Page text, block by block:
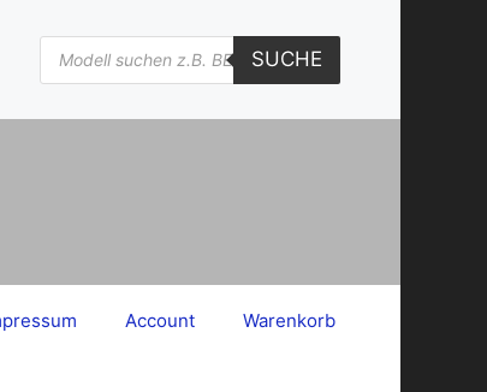
Products
search
SUCHE
Account Warenkorb